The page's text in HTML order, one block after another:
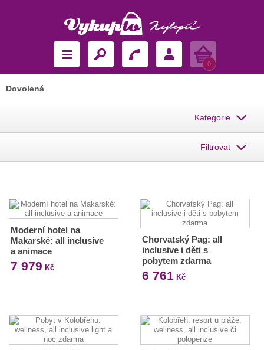
Košík
0
Dovolená
Kategorie
Filtrovat
Moderní hotel na
Makarské: all inclusive
a animace
7 979 Kč
Chorvatský Pag: all
inclusive i děti s
pobytem zdarma
6 761 Kč